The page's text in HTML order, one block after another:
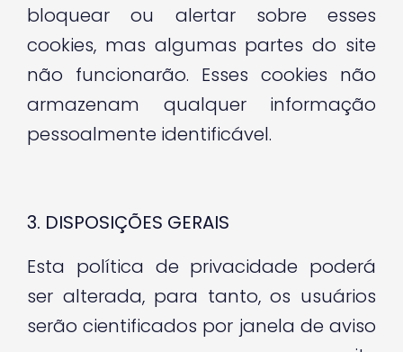
bloquear ou alertar sobre esses
cookies, mas algumas partes do site
não funcionarão. Esses cookies não
armazenam qualquer informação
pessoalmente identificável.
3. DISPOSIÇÕES GERAIS
Esta política de privacidade poderá
ser alterada, para tanto, os usuários
serão cientificados por janela de aviso